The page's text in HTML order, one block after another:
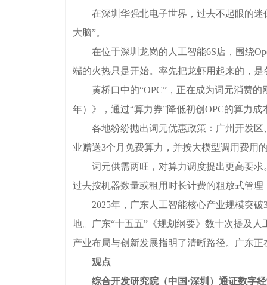
在深圳华强北电子世界，过去不起眼的迷
大脑”。
在位于深圳龙岗的人工智能6S店，围绕
端的火热只是开始。率先把龙虾用起来的，是
黄桥口中的“OPC”，正在成为词元消费的
年）》，通过“算力券”降低初创OPC的算力
各地纷纷抛出词元优惠政策：广州开发区、
业赠送3个月免费算力，并按大模型调用费用
词元供需两旺，对算力调度提出更高要求
过去按机器数量或租用时长计费的粗放式管
2025年，广东人工智能核心产业规模突破
地。广东“十五五”《规划纲要》数十次提及
产业布局与创新发展指明了清晰路径。广东
观点
综合开发研究院（中国·深圳）通证数字经